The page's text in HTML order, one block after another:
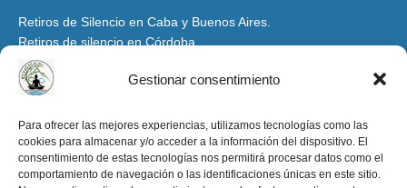
Gestionar consentimiento
Para ofrecer las mejores experiencias, utilizamos tecnologías como las
cookies para almacenar y/o acceder a la información del dispositivo. El
consentimiento de estas tecnologías nos permitirá procesar datos como el
comportamiento de navegación o las identificaciones únicas en este sitio.
Retiros de Silencio en Caba y Buenos Aires.
Retiros de silencio en Córdoba
Retiros de Silencio y Espiritualidad en Mendoza
Retiros de Silencio en Santiago del Estero y Tucumán
Retiros de Silencio y Espiritualidad en la Patagonia
Retiros de Silencio en Salta y Jujuy